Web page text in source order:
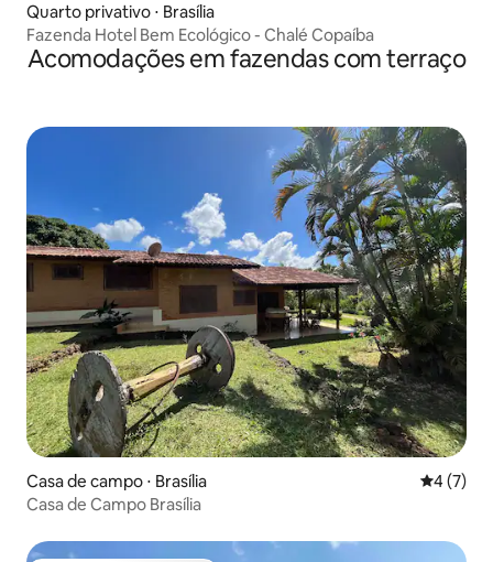
Quarto privativo ⋅ Brasília
Fazenda Hotel Bem Ecológico - Chalé Copaíba
Acomodações em fazendas com terraço
Casa de campo ⋅ Brasília 4 de
4 (7)
Casa de Campo Brasília